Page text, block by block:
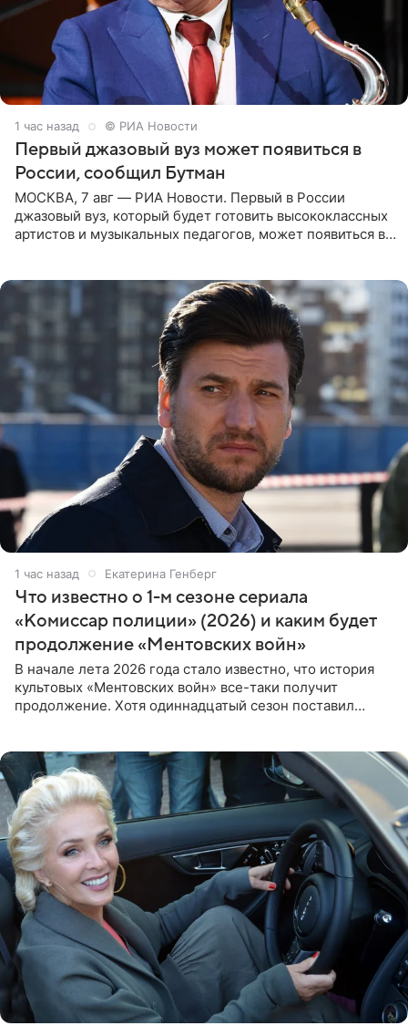
1 час назад © РИА Новости
Первый джазовый вуз может появиться в
России, сообщил Бутман
МОСКВА, 7 авг — РИА Новости. Первый в России
джазовый вуз, который будет готовить высококлассных
артистов и музыкальных педагогов, может появиться в
1 час назад Екатерина Генберг
Что известно о 1-м сезоне сериала
«Комиссар полиции» (2026) и каким будет
продолжение «Ментовских войн»
В начале лета 2026 года стало известно, что история
культовых «Ментовских войн» все-таки получит
продолжение. Хотя одиннадцатый сезон поставил